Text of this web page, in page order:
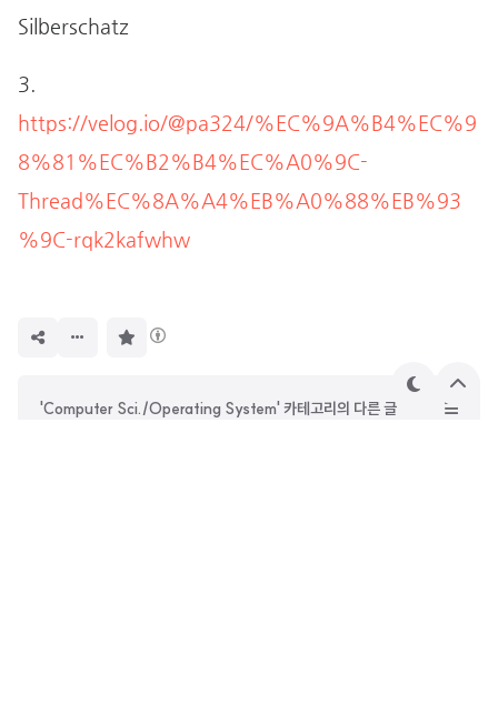
Silberschatz
3.
https://velog.io/@pa324/%EC%9A%B4%EC%9
8%81%EC%B2%B4%EC%A0%9C-
Thread%EC%8A%A4%EB%A0%88%EB%93
%9C-rqk2kafwhw
'Computer Sci./Operating System' 카테고리의 다른 글
테
상
단